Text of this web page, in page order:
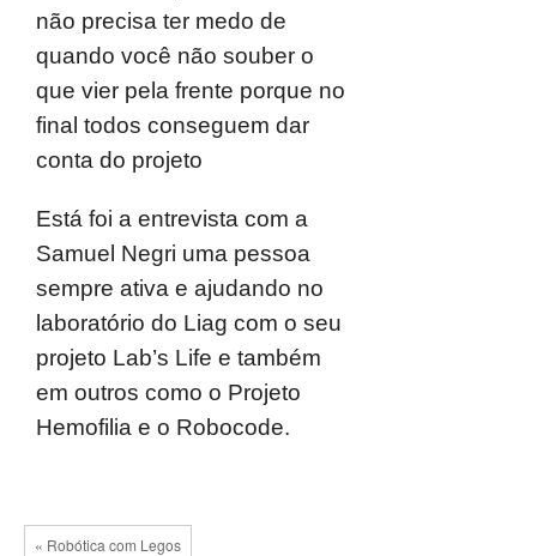
não precisa ter medo de
quando você não souber o
que vier pela frente porque no
final todos conseguem dar
conta do projeto
Está foi a entrevista com a
Samuel Negri uma pessoa
sempre ativa e ajudando no
laboratório do Liag com o seu
projeto Lab’s Life e também
em outros como o Projeto
Hemofilia e o Robocode.
« Robótica com Legos